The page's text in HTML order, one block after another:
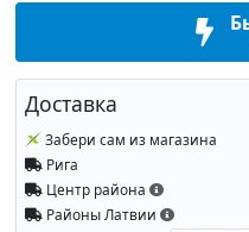
Доставка
Забери сам из магазина
Рига
Центр района
Районы Латвии